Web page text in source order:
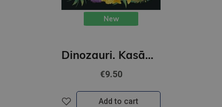
New
Dinozauri. Kasāmgrāmata
€9.50
Add to cart